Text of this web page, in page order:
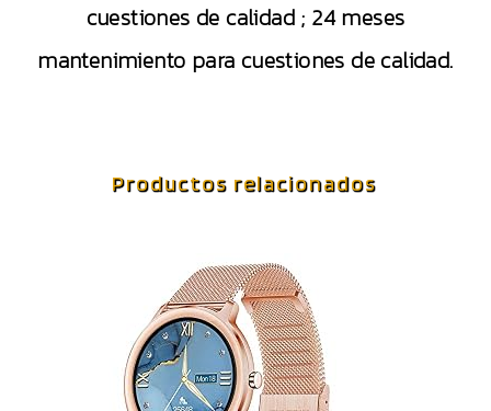
cuestiones de calidad ; 24 meses
mantenimiento para cuestiones de calidad.
Productos relacionados